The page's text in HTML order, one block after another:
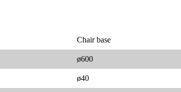
Chair base
ø600
ø40